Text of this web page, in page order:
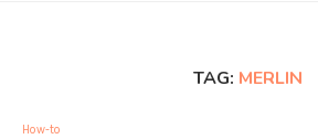
TAG: MERLIN
How-to